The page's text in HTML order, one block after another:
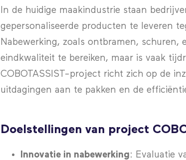
In de huidige maakindustrie staan
gepersonaliseerde producten te leveren
Nabewerking, zoals ontbramen, schuren,
eindkwaliteit te bereiken, maar is vaak
COBOTASSIST-project richt zich op de
uitdagingen aan te pakken en de
Doelstellingen van project
Innovatie in nabewerking: Evaluatie